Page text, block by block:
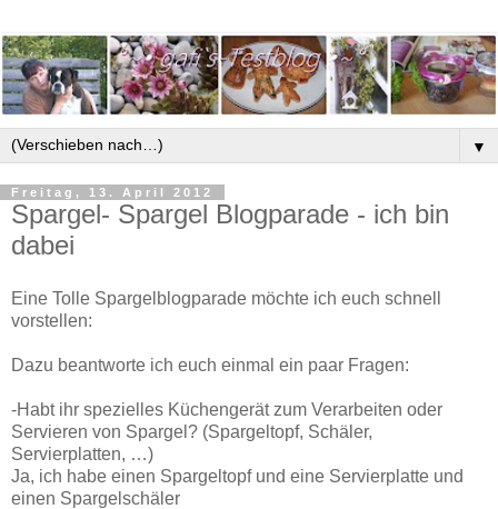
▼
Freitag, 13. April 2012
Spargel- Spargel Blogparade - ich bin
dabei
Eine Tolle Spargelblogparade möchte ich euch schnell
vorstellen:
Dazu beantworte ich euch einmal ein paar Fragen:
-Habt ihr spezielles Küchengerät zum Verarbeiten oder
Servieren von Spargel? (Spargeltopf, Schäler,
Servierplatten, …)
Ja, ich habe einen Spargeltopf und eine Servierplatte und
einen Spargelschäler